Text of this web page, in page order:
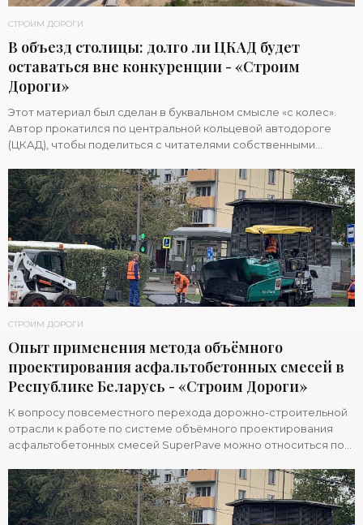
СТРОИМ ДОРОГИ
В объезд столицы: долго ли ЦКАД будет
оставаться вне конкуренции - «Строим
Дороги»
Этот материал был сделан в буквальном смысле «с колес».
Автор прокатился по центральной кольцевой автодороге
(ЦКАД), чтобы поделиться c читателями собственными
СТРОИМ ДОРОГИ
Опыт применения метода объёмного
проектирования асфальтобетонных смесей в
Республике Беларусь - «Строим Дороги»
К вопросу повсеместного перехода дорожно-строительной
отрасли к работе по системе объёмного проектирования
асфальтобетонных смесей SuperPave можно относиться по-